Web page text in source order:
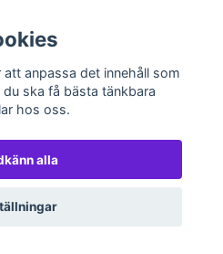
Puma Scout Troop
(Plastic) - GBX172
anpassa det innehåll som
ska få bästa tänkbara
hos oss.
alla